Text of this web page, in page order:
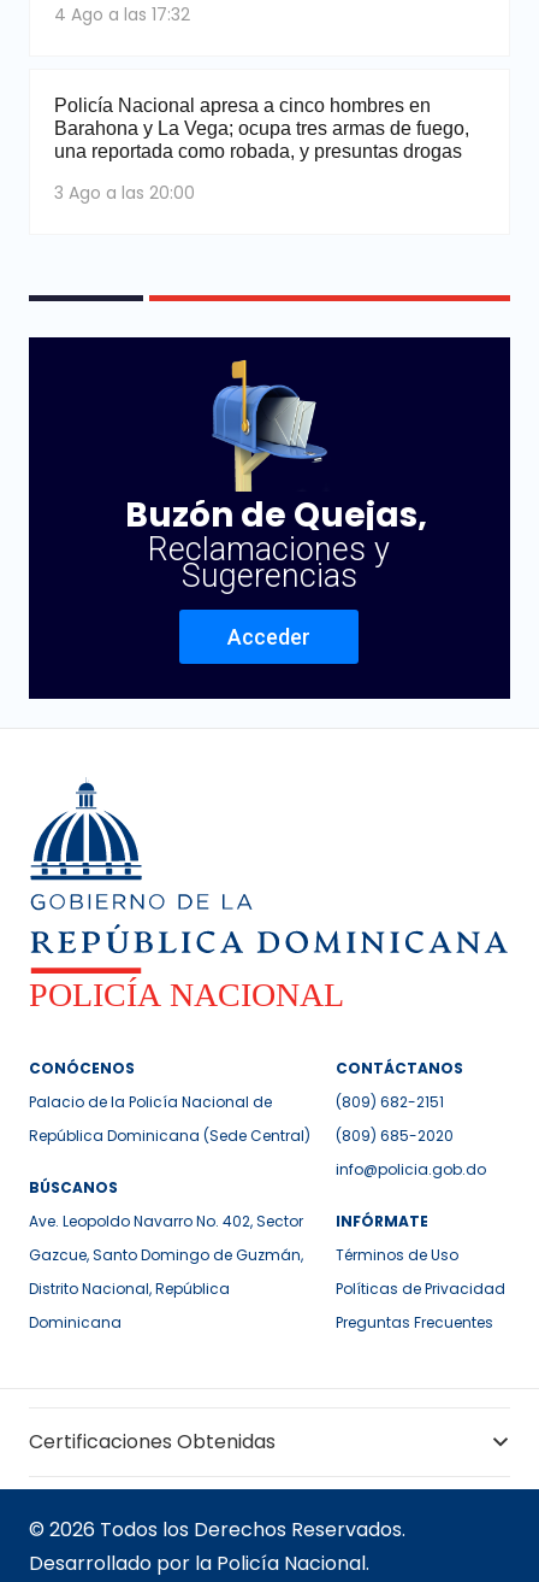
4 Ago a las 17:32
Policía Nacional apresa a cinco hombres en
Barahona y La Vega; ocupa tres armas de fuego,
una reportada como robada, y presuntas drogas
3 Ago a las 20:00
Buzón de Quejas,
Reclamaciones y
Sugerencias
Acceder
CONÓCENOS
Palacio de la Policía Nacional de
República Dominicana (Sede Central)
BÚSCANOS
Ave. Leopoldo Navarro No. 402, Sector
Gazcue, Santo Domingo de Guzmán,
Distrito Nacional, República
Dominicana
CONTÁCTANOS
(809) 682-2151
(809) 685-2020
info@policia.gob.do
INFÓRMATE
Términos de Uso
Políticas de Privacidad
Preguntas Frecuentes
Certificaciones Obtenidas
© 2026 Todos los Derechos Reservados.
Desarrollado por la Policía Nacional.